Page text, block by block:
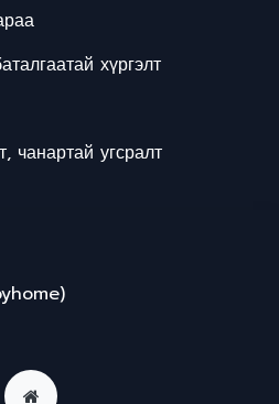
хүргэлт
чанартай угсралт